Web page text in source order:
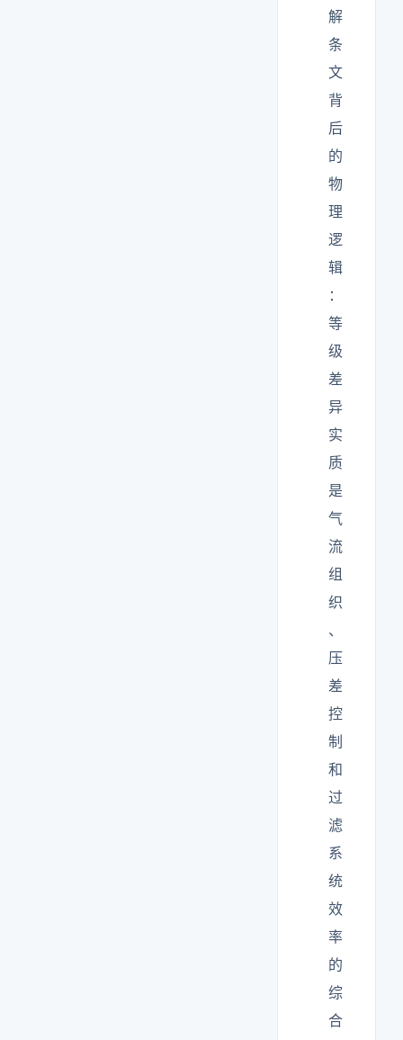
解
条
文
背
后
的
物
理
逻
辑
：
等
级
差
异
实
质
是
气
流
组
织
、
压
差
控
制
和
过
滤
系
统
效
率
的
综
合